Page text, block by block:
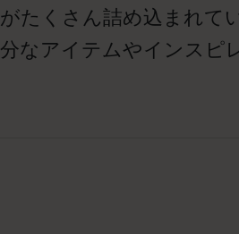
がたくさん詰め込まれて
分なアイテムやインスピ